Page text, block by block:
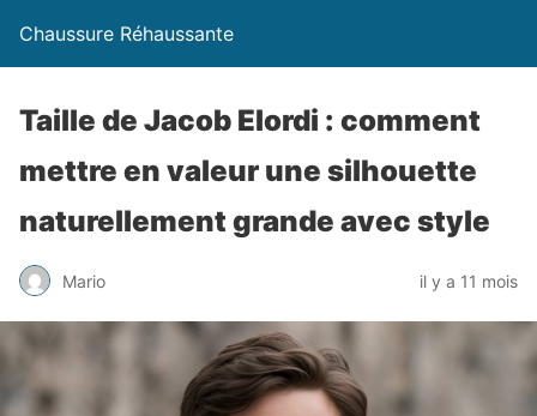
Chaussure Réhaussante
Taille de Jacob Elordi : comment
mettre en valeur une silhouette
naturellement grande avec style
Mario il y a 11 mois